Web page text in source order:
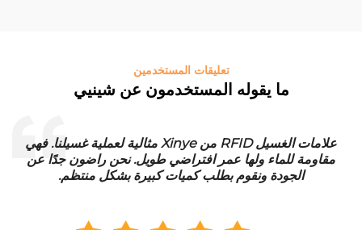
تعليقات المستخدمين
ما يقوله المستخدمون عن شينيي
علامات الغسيل RFID من Xinye مثالية لعملية غسيلنا. فهي
مقاومة للماء ولها عمر افتراضي طويل. نحن راضون جدًا عن
الجودة ونقوم بطلب كميات كبيرة بشكل منتظم.